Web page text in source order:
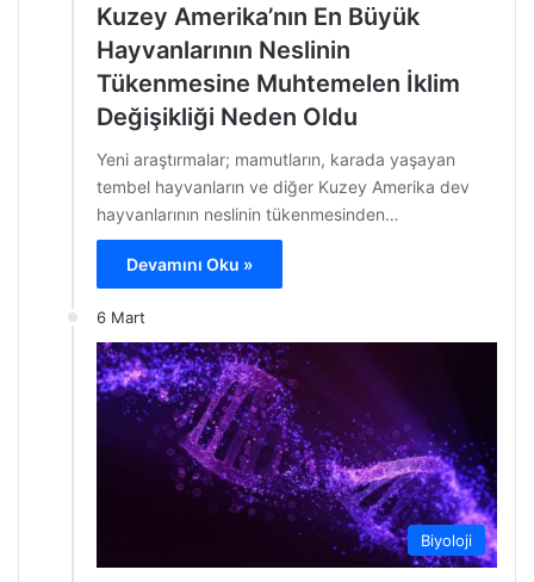
Kuzey Amerika’nın En Büyük
Hayvanlarının Neslinin
Tükenmesine Muhtemelen İklim
Değişikliği Neden Oldu
Yeni araştırmalar; mamutların, karada yaşayan
tembel hayvanların ve diğer Kuzey Amerika dev
hayvanlarının neslinin tükenmesinden…
Devamını Oku »
6 Mart
Biyoloji